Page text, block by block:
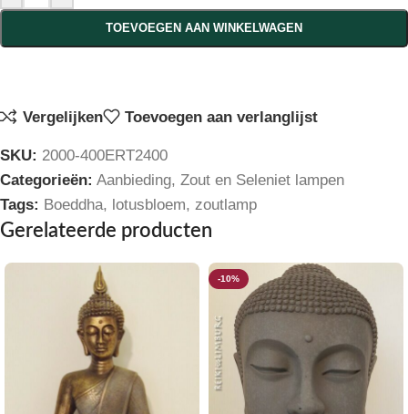
TOEVOEGEN AAN WINKELWAGEN
Vergelijken Toevoegen aan verlanglijst
SKU: 2000-400ERT2400
Categorieën: Aanbieding, Zout en Seleniet lampen
Tags: Boeddha, lotusbloem, zoutlamp
Gerelateerde producten
-10%